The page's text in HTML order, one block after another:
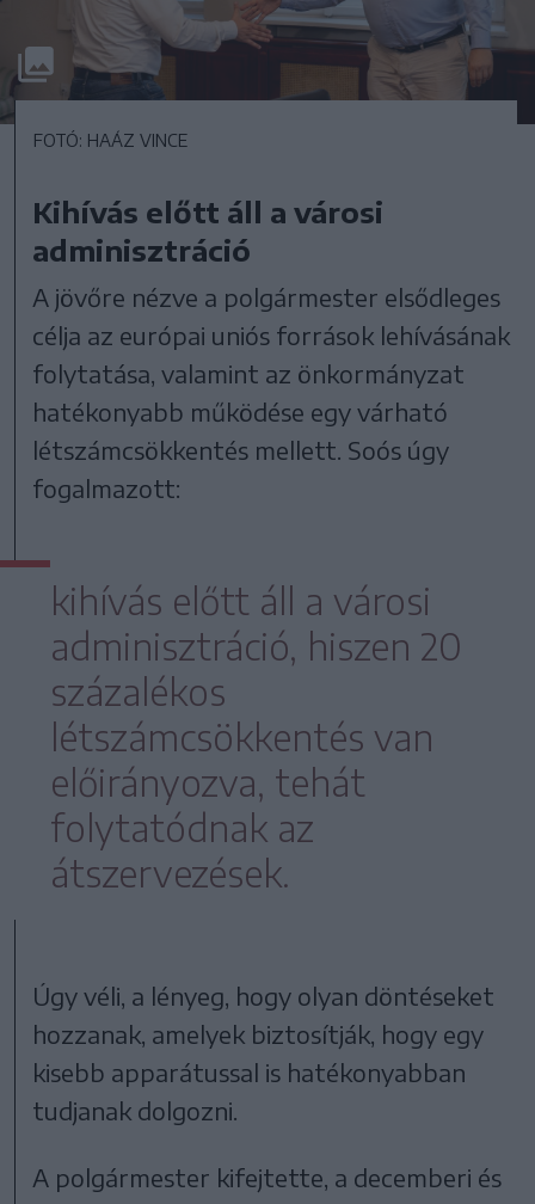
FOTÓ: HAÁZ VINCE
Kihívás előtt áll a városi
adminisztráció
A jövőre nézve a polgármester elsődleges
célja az európai uniós források lehívásának
folytatása, valamint az önkormányzat
hatékonyabb működése egy várható
létszámcsökkentés mellett. Soós úgy
fogalmazott:
kihívás előtt áll a városi
adminisztráció, hiszen 20
százalékos
létszámcsökkentés van
előirányozva, tehát
folytatódnak az
átszervezések.
Úgy véli, a lényeg, hogy olyan döntéseket
hozzanak, amelyek biztosítják, hogy egy
kisebb apparátussal is hatékonyabban
tudjanak dolgozni.
A polgármester kifejtette, a decemberi és